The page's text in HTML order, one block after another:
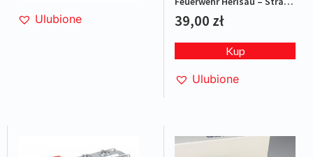
Ulubione
pożarna
39,00 zł
Kup
Ulubione